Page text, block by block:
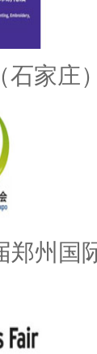
石家庄
郑州国